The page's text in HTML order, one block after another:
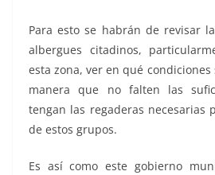
Para esto se habrán de revisar
albergues citadinos,
esta zona, ver en qué
manera que no falten las
tengan las regaderas necesarias
de estos grupos.
Es así como este gobierno